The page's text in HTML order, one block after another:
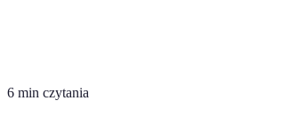
6 min czytania